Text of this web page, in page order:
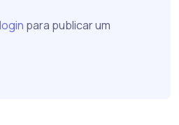
login para publicar um